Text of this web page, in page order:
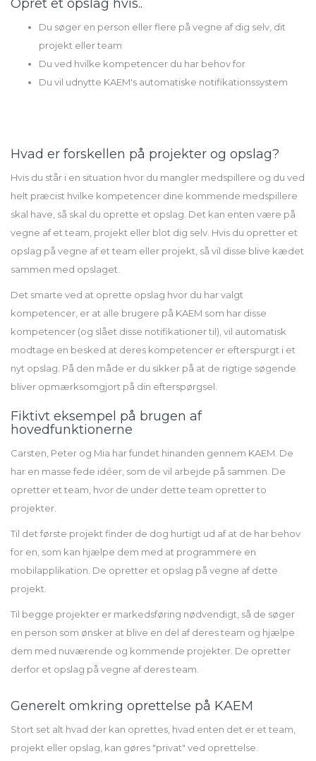
Opret et opslag hvis..
Du søger en person eller flere på vegne af dig selv, dit
projekt eller team
Du ved hvilke kompetencer du har behov for
Du vil udnytte KAEM's automatiske notifikationssystem
Hvad er forskellen på projekter og opslag?
Hvis du står i en situation hvor du mangler medspillere og du ved
helt præcist hvilke kompetencer dine kommende medspillere
skal have, så skal du oprette et opslag. Det kan enten være på
vegne af et team, projekt eller blot dig selv. Hvis du opretter et
opslag på vegne af et team eller projekt, så vil disse blive kædet
sammen med opslaget.
Det smarte ved at oprette opslag hvor du har valgt
kompetencer, er at alle brugere på KAEM som har disse
kompetencer (og slået disse notifikationer til), vil automatisk
modtage en besked at deres kompetencer er efterspurgt i et
nyt opslag. På den måde er du sikker på at de rigtige søgende
bliver opmærksomgjort på din efterspørgsel.
Fiktivt eksempel på brugen af
hovedfunktionerne
Carsten, Peter og Mia har fundet hinanden gennem KAEM. De
har en masse fede idéer, som de vil arbejde på sammen. De
opretter et team, hvor de under dette team opretter to
projekter.
Til det første projekt finder de dog hurtigt ud af at de har behov
for en, som kan hjælpe dem med at programmere en
mobilapplikation. De opretter et opslag på vegne af dette
projekt.
Til begge projekter er markedsføring nødvendigt, så de søger
en person som ønsker at blive en del af deres team og hjælpe
dem med nuværende og kommende projekter. De opretter
derfor et opslag på vegne af deres team.
Generelt omkring oprettelse på KAEM
Stort set alt hvad der kan oprettes, hvad enten det er et team,
projekt eller opslag, kan gøres "privat" ved oprettelse.